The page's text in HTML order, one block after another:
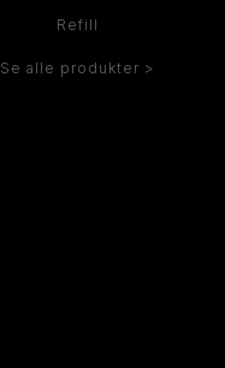
Refill
Se alle produkter >